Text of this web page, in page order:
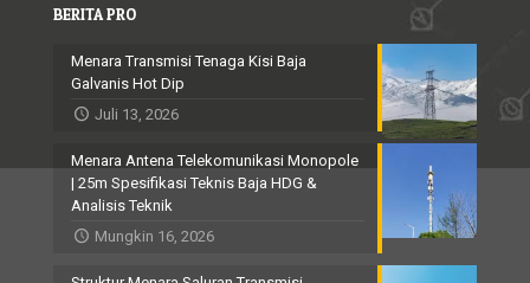
BERITA PRO
Menara Transmisi Tenaga Kisi Baja
Galvanis Hot Dip
Juli 13, 2026
Menara Antena Telekomunikasi Monopole
| 25m Spesifikasi Teknis Baja HDG &
Analisis Teknik
Mungkin 16, 2026